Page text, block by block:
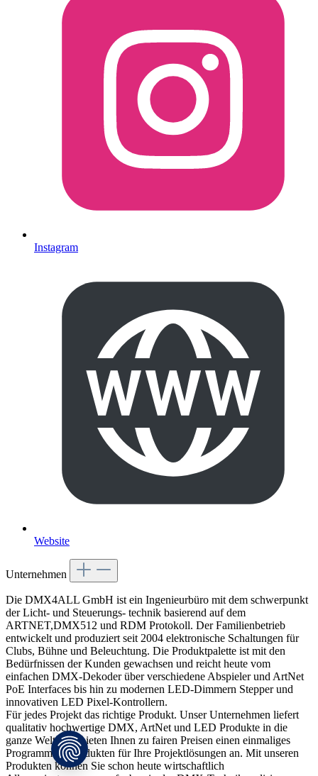
Instagram
Website
Unternehmen
Die DMX4ALL GmbH ist ein Ingenieurbüro mit dem schwerpunkt
der Licht- und Steuerungs- technik basierend auf dem
ARTNET,DMX512 und RDM Protokoll. Der Familienbetrieb
entwickelt und produziert seit 2004 elektronische Schaltungen für
Clubs, Bühne und Beleuchtung. Die Produktpalette ist mit den
Bedürfnissen der Kunden gewachsen und reicht heute vom
einfachen DMX-Dekoder über verschiedene Abspieler und ArtNet
PoE Interfaces bis hin zu modernen LED-Dimmern Stepper und
innovativen LED Pixel-Kontrollern.
Für jedes Projekt das richtige Produkt. Unser Unternehmen liefert
qualitativ hochwertige DMX, ArtNet und LED Produkte in die
ganze Welt. Wir bieten Ihnen zu fairen Preisen einen einmaliges
Programm an Produkten für Ihre Projektlösungen an. Mit unseren
Produkten können Sie schon heute wirtschaftlich